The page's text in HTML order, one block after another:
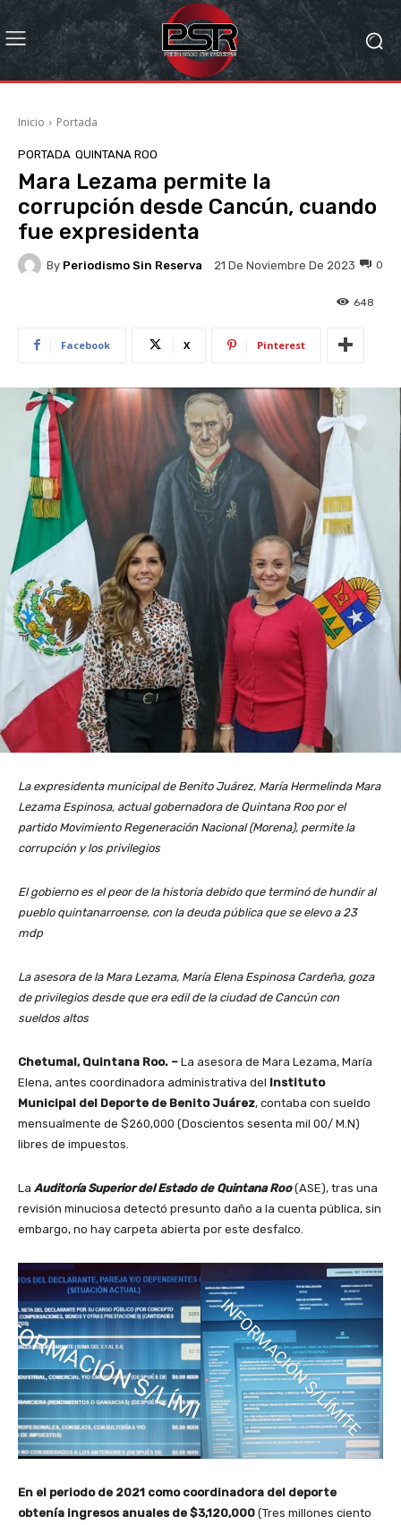
Inicio Portada
PORTADA QUINTANA ROO
Mara Lezama permite la
corrupción desde Cancún, cuando
fue expresidenta
By Periodismo Sin Reserva 21 De Noviembre De 2023 0
648
Facebook X Pinterest
La expresidenta municipal de Benito Juárez, María Hermelinda Mara
Lezama Espinosa, actual gobernadora de Quintana Roo por el
partido Movimiento Regeneración Nacional (Morena), permite la
corrupción y los privilegios
El gobierno es el peor de la historia debido que terminó de hundir al
pueblo quintanarroense, con la deuda pública que se elevo a 23
mdp
La asesora de la Mara Lezama, María Elena Espinosa Cardeña, goza
de privilegios desde que era edil de la ciudad de Cancún con
sueldos altos
Chetumal, Quintana Roo. – La asesora de Mara Lezama, María
Elena, antes coordinadora administrativa del Instituto
Municipal del Deporte de Benito Juárez, contaba con sueldo
mensualmente de $260,000 (Doscientos sesenta mil 00/ M.N)
libres de impuestos.
La Auditoría Superior del Estado de Quintana Roo(ASE), tras una
revisión minuciosa detectó presunto daño a la cuenta pública, sin
embargo, no hay carpeta abierta por este desfalco.
En el periodo de 2021 como coordinadora del deporte
obtenía ingresos anuales de $3,120,000 (Tres millones ciento